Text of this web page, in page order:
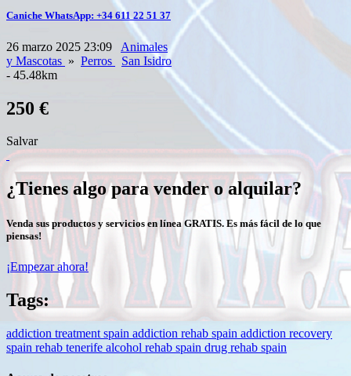
Caniche WhatsApp: +34 611 22 51 37
26 marzo 2025 23:09
Animales
y Mascotas » Perros
San Isidro
- 45.48km
250 €
Salvar
¿Tienes algo para vender o alquilar?
Venda sus productos y servicios en línea GRATIS. Es más fácil de lo que
piensas!
¡Empezar ahora!
Tags:
addiction treatment spain addiction rehab spain addiction recovery
spain rehab tenerife alcohol rehab spain drug rehab spain